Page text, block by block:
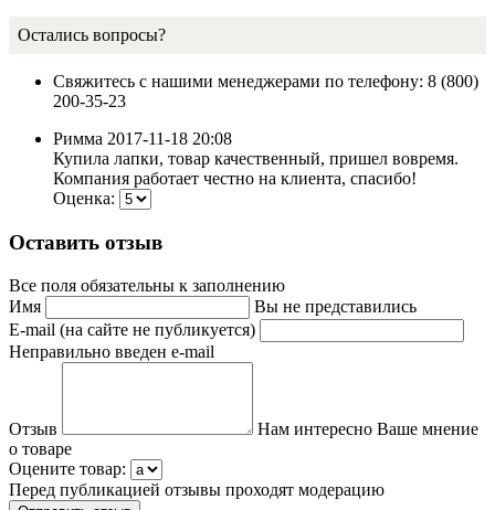
Остались вопросы?
Свяжитесь с нашими менеджерами по телефону: 8 (800)
200-35-23
Римма 2017-11-18 20:08
Купила лапки, товар качественный, пришел вовремя.
Компания работает честно на клиента, спасибо!
Оценка:
Оставить отзыв
Все поля обязательны к заполнению
Имя
Вы не представились
E-mail (на сайте не публикуется)
Неправильно введен e-mail
Отзыв
Нам интересно Ваше мнение
о товаре
Оцените товар:
Перед публикацией отзывы проходят модерацию